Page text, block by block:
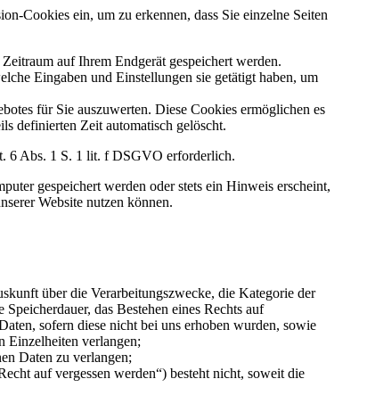
Cookies ein, um zu erkennen, dass Sie einzelne Seiten
auf Ihrem Endgerät gespeichert werden.
Eingaben und Einstellungen sie getätigt haben, um
für Sie auszuwerten. Diese Cookies ermöglichen es
definierten Zeit automatisch gelöscht.
6 Abs. 1 S. 1 lit. f DSGVO erforderlich.
gespeichert werden oder stets ein Hinweis erscheint,
Website nutzen können.
über die Verarbeitungszwecke, die Kategorie der
das Bestehen eines Rechts auf
sofern diese nicht bei uns erhoben wurden, sowie
Einzelheiten verlangen;
Daten zu verlangen;
auf vergessen werden“) besteht nicht, soweit die